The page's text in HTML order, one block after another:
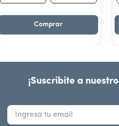
Comprar
¡Suscribite a